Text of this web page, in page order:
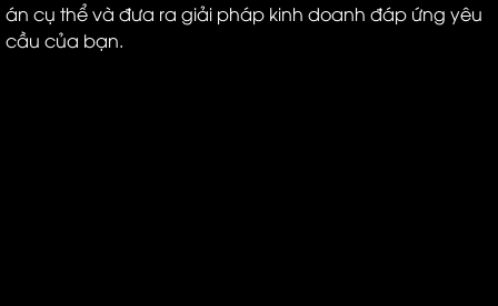
án cụ thể và đưa ra giải pháp kinh doanh đáp ứng yêu
cầu của bạn.